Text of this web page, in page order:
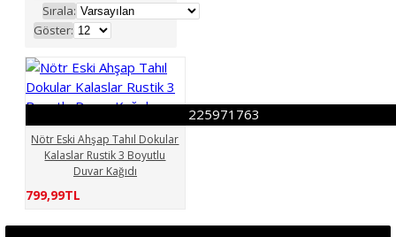
Sırala:
Göster:
225971763
Nötr Eski Ahşap Tahıl Dokular
Kalaslar Rustik 3 Boyutlu
Duvar Kağıdı
799,99TL